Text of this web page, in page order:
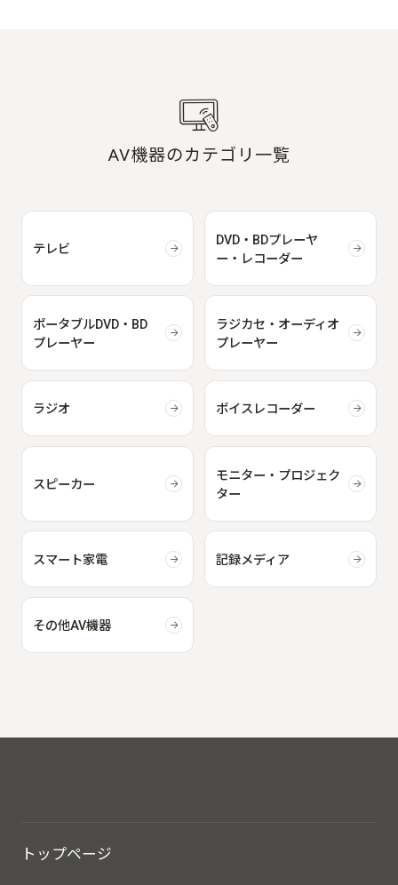
AV機器のカテゴリ一覧
テレビ
DVD・BDプレーヤ
ー・レコーダー
ポータブルDVD・BD
プレーヤー
ラジカセ・オーディオ
プレーヤー
ラジオ ボイスレコーダー
スピーカー
モニター・プロジェク
ター
スマート家電 記録メディア
その他AV機器
トップページ